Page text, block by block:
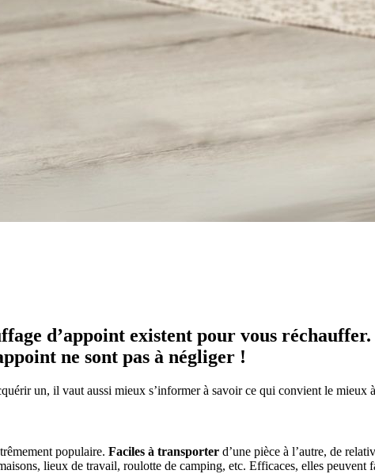
d’appoint existent pour vous
ne sont pas à négliger !
un, il vaut aussi mieux s’informer à savoir ce qui convient le mieux
populaire. Faciles à transporter d’une pièce à l’autre, de
lieux de travail, roulotte de camping, etc. Efficaces, elles peuvent